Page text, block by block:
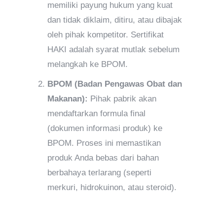
memiliki payung hukum yang kuat
dan tidak diklaim, ditiru, atau dibajak
oleh pihak kompetitor. Sertifikat
HAKI adalah syarat mutlak sebelum
melangkah ke BPOM.
BPOM (Badan Pengawas Obat dan
Makanan): Pihak pabrik akan
mendaftarkan formula final
(dokumen informasi produk) ke
BPOM. Proses ini memastikan
produk Anda bebas dari bahan
berbahaya terlarang (seperti
merkuri, hidrokuinon, atau steroid).